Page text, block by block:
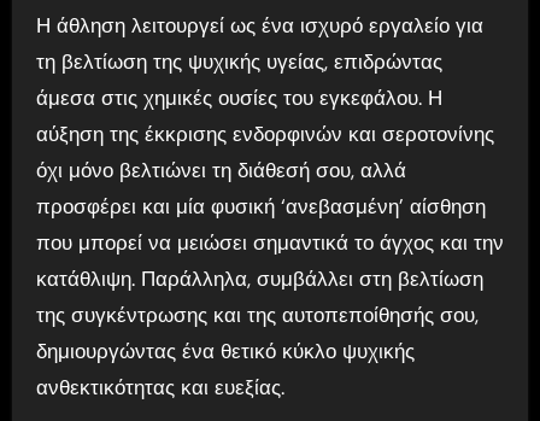
Η άθληση λειτουργεί ως ένα ισχυρό εργαλείο για
τη βελτίωση της ψυχικής υγείας, επιδρώντας
άμεσα στις χημικές ουσίες του εγκεφάλου. Η
αύξηση της έκκρισης ενδορφινών και σεροτονίνης
όχι μόνο βελτιώνει τη διάθεσή σου, αλλά
προσφέρει και μία φυσική ‘ανεβασμένη’ αίσθηση
που μπορεί να μειώσει σημαντικά το άγχος και την
κατάθλιψη. Παράλληλα, συμβάλλει στη βελτίωση
της συγκέντρωσης και της αυτοπεποίθησής σου,
δημιουργώντας ένα θετικό κύκλο ψυχικής
ανθεκτικότητας και ευεξίας.